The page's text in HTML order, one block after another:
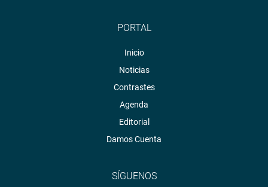
PORTAL
Inicio
Noticias
Contrastes
Agenda
Editorial
Damos Cuenta
SÍGUENOS